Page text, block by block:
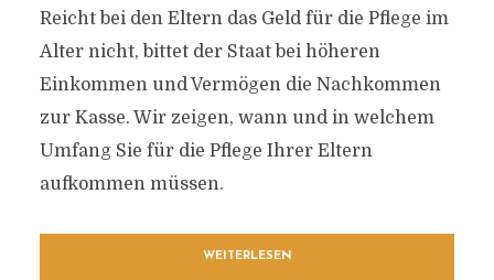
Reicht bei den Eltern das Geld für die Pflege im
Alter nicht, bittet der Staat bei höheren
Einkommen und Vermögen die Nachkommen
zur Kasse. Wir zeigen, wann und in welchem
Umfang Sie für die Pflege Ihrer Eltern
aufkommen müssen.
WEITERLESEN